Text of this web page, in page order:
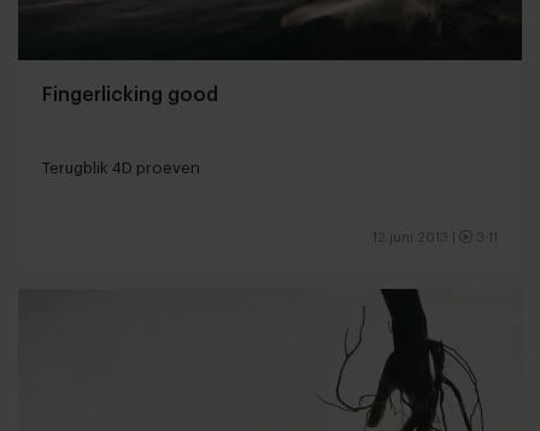
Fingerlicking good
Terugblik 4D proeven
12 juni 2013 3:11